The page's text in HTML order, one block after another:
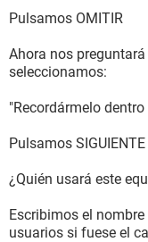
Pulsamos OMITIR
Ahora nos
seleccionamos:
"Recordármelo
Pulsamos SIGUIENTE
¿Quién usará este
Escribimos el
usuarios si fuese el